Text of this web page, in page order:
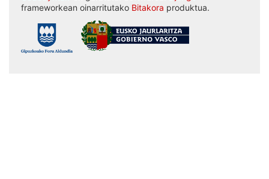
frameworkean oinarritutako Bitakora produktua.